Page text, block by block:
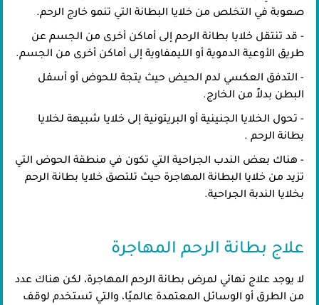
صعوبة في التخلص من خلايا البطانة التي تنمو خارج الرحم.
- قد تنتقل خلايا بطانة الرحم إلى أماكن أخرى من الجسم عن
طريق الأوعية الدموية أو الليمفاوية إلى أماكن أخرى من الجسم.
- التدفق العكسي لدم الحيض حيث يتجة للحوض أو أسفل
البطن بدلاً من الخارج.
- تحول الخلايا الجنينية أو البريتونية إلى خلايا شبيهة لخلايا
بطانة الرحم .
- هناك بعض الندب الجراحية التي تكون في منطقة الحوض التي
تزيد من خلايا البطانة المهاجرة حيث تلتصق خلايا بطانة الرحم
بخلايا الندبة الجراحية.
علاج بطانة الرحم المهاجرة
لا يوجد علاج نهائي لمرض بطانة الرحم المهاجرة، لكن هناك عدد
من الطرق أو الوسائل المعتمدة عالميًا، والتي تستخدم لوقف